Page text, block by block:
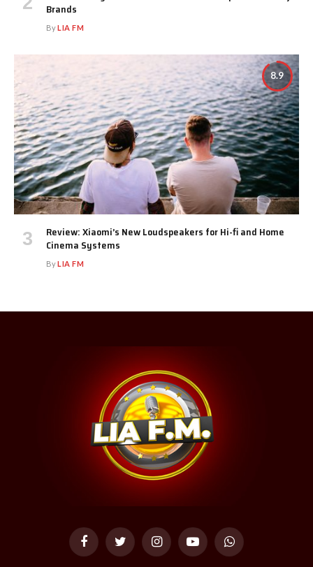
Brands
ByLIA FM
8.9
Review: Xiaomi’s New Loudspeakers for Hi-fi and Home
Cinema Systems
ByLIA FM
FacebookTwitter InstagramYouTubeWhatsApp